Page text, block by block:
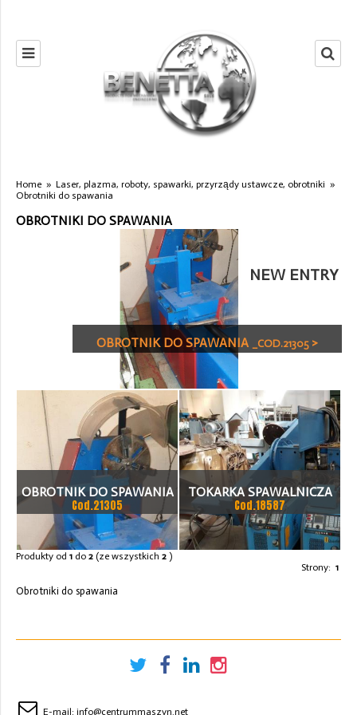
Home » Laser, plazma, roboty, spawarki, przyrządy ustawcze, obrotniki »
Obrotniki do spawania
OBROTNIKI DO SPAWANIA
NEW ENTRY
OBROTNIK DO SPAWANIA _COD.21305 >
OBROTNIK DO SPAWANIA
Cod.21305
TOKARKA SPAWALNICZA
Cod.18587
Produkty od 1 do 2 (ze wszystkich 2 )
Strony: 1
Obrotniki do spawania
E-mail: info@centrummaszyn.net